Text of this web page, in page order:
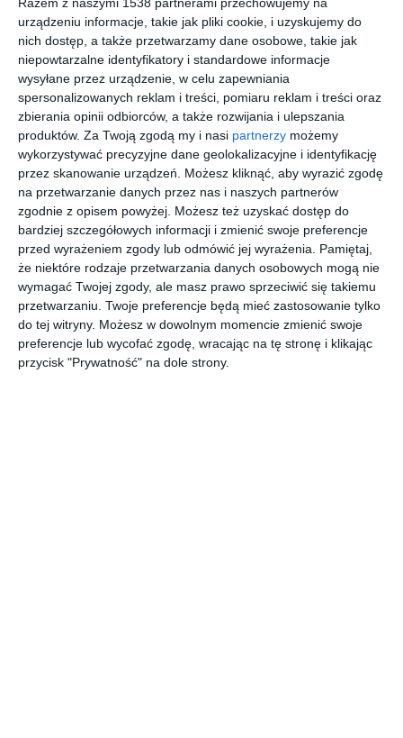
Razem z naszymi 1538 partnerami przechowujemy na
urządzeniu informacje, takie jak pliki cookie, i uzyskujemy do
nich dostęp, a także przetwarzamy dane osobowe, takie jak
niepowtarzalne identyfikatory i standardowe informacje
wysyłane przez urządzenie, w celu zapewniania
spersonalizowanych reklam i treści, pomiaru reklam i treści oraz
zbierania opinii odbiorców, a także rozwijania i ulepszania
produktów. Za Twoją zgodą my i nasi partnerzy możemy
wykorzystywać precyzyjne dane geolokalizacyjne i identyfikację
przez skanowanie urządzeń. Możesz kliknąć, aby wyrazić zgodę
na przetwarzanie danych przez nas i naszych partnerów
zgodnie z opisem powyżej. Możesz też uzyskać dostęp do
bardziej szczegółowych informacji i zmienić swoje preferencje
przed wyrażeniem zgody lub odmówić jej wyrażenia. Pamiętaj,
że niektóre rodzaje przetwarzania danych osobowych mogą nie
wymagać Twojej zgody, ale masz prawo sprzeciwić się takiemu
przetwarzaniu. Twoje preferencje będą mieć zastosowanie tylko
do tej witryny. Możesz w dowolnym momencie zmienić swoje
preferencje lub wycofać zgodę, wracając na tę stronę i klikając
przycisk "Prywatność" na dole strony.
Słoneczny pokój
dziecięcy z meblami
na wymiar
Dodaj do ulubionych
Pokój dziewczynki
Kącik z zabawkami w
pokoju dziewczynki
Dodaj do ulubionych
Projekt pokoju
dziecięcego